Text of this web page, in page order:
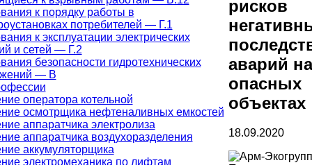
к порядку работы в
потребителей — Г.1
к эксплуатации электрических
и сетей — Г.2
безопасности гидротехнических
— В
оператора котельной
осмотрщика нефтеналивных емкостей
аппаратчика электролиза
аппаратчика воздухоразделения
аккумуляторщика
электромеханика по лифтам
рисков
аварий на
опасных
объектах
18.09.2020